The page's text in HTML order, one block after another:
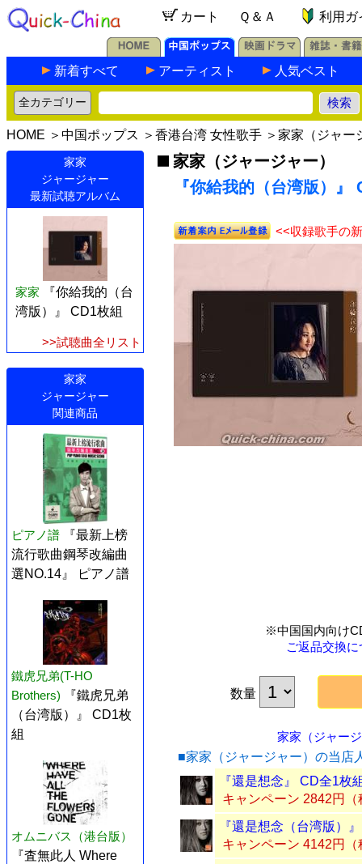
カート Ｑ＆Ａ 利用ガ
新着すべて アーティスト 人気ベスト
HOME ＞ 中国ポップス ＞ 香港台湾 女性歌手 ＞ 家家（ジャー
家家
ジャージャー
最新試聴アルバム
家家
『你給我的（台
湾版）』 CD1枚組
>>試聴曲全リスト
家家
ジャージャー
関連商品
ピアノ譜
『最新上榜
流行歌曲鋼琴改編曲
選NO.14』 ピアノ譜
鐵虎兄弟(T-HO
Brothers)
『鐵虎兄弟
（台湾版）』 CD1枚
組
オムニバス（港台版）
『査無此人 Where
家家（ジャージャー）
『你給我的（台湾版）』
<<収録歌手の
※中国国内向け
ご返品交換
数量
家家（ジャー
■家家（ジャージャー）の当店
『還是想念』 CD全1枚
キャンペーン 2842円（
『還是想念（台湾版）
キャンペーン 4142円（